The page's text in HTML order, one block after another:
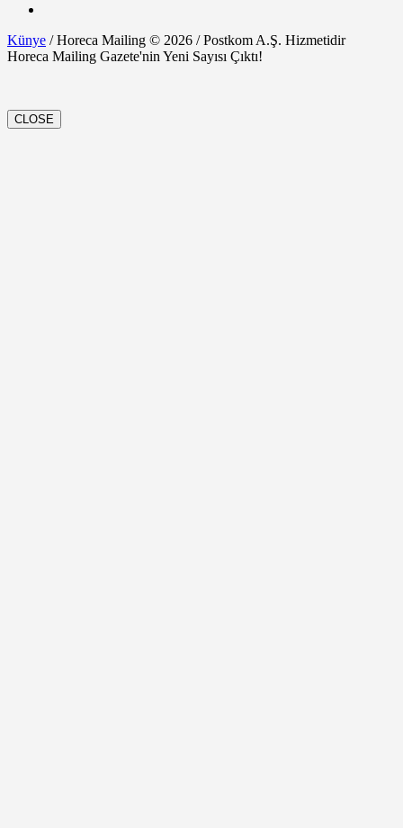
Künye / Horeca Mailing © 2026 / Postkom A.Ş. Hizmetidir
Horeca Mailing Gazete'nin Yeni Sayısı Çıktı!
CLOSE